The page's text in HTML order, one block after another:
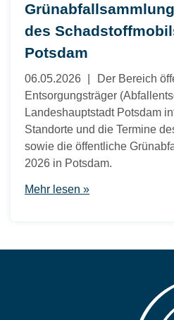
des
Potsdam
06.05.2026
Der Bereich
Entsorgungsträger
Landeshauptstadt Potsdam
Standorte und die Termine
sowie die öffentliche
2026 in Potsdam.
Mehr lesen »